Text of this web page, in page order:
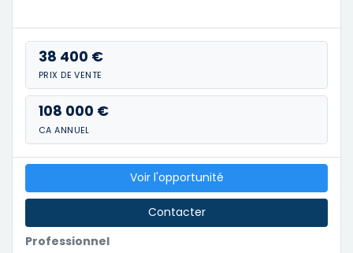
38 400 €
PRIX DE VENTE
108 000 €
CA ANNUEL
Professionnel
Voir l'opportunité
Contacter